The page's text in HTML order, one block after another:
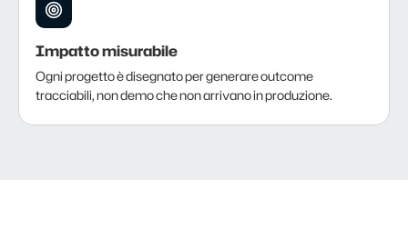
Impatto misurabile
Ogni progetto è disegnato per generare outcome
tracciabili, non demo che non arrivano in produzione.